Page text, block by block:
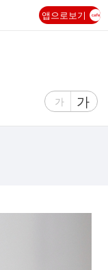
앱으로보기
글
가
글
자
가